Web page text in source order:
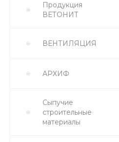
Продукция
ВЕТОНИТ
ВЕНТИЛЯЦИЯ
АРХИФ
Сыпучие
строительные
материалы